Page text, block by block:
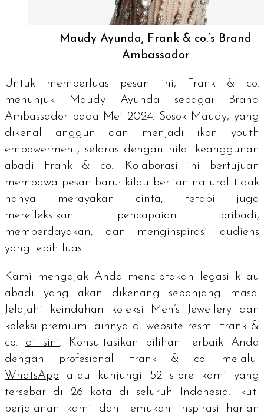
Maudy Ayunda, Frank & co.’s Brand
Ambassador
Untuk memperluas pesan ini, Frank & co.
menunjuk Maudy Ayunda sebagai
Brand
Ambassador pada Mei 2024. Sosok Maudy, yang
dikenal anggun dan menjadi ikon youth
empowerment, selaras dengan nilai keanggunan
abadi Frank & co.. Kolaborasi ini bertujuan
membawa pesan baru: kilau berlian natural tidak
hanya merayakan cinta, tetapi juga
merefleksikan pencapaian pribadi,
memberdayakan, dan menginspirasi audiens
yang lebih luas.
Kami mengajak Anda menciptakan legasi kilau
abadi yang akan dikenang sepanjang masa.
Jelajahi keindahan koleksi Men’s Jewellery dan
koleksi premium lainnya di website resmi Frank &
co. di sini. Konsultasikan pilihan terbaik Anda
dengan profesional Frank & co. melalui
WhatsApp atau kunjungi 52 store kami yang
tersebar di 26 kota di seluruh Indonesia. Ikuti
perjalanan kami dan temukan inspirasi harian